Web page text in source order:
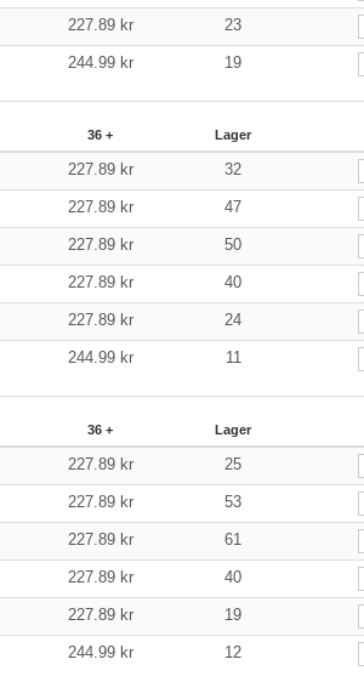
227.89 kr 23
244.99 kr 19
36 + Lager
227.89 kr 32
227.89 kr 47
227.89 kr 50
227.89 kr 40
227.89 kr 24
244.99 kr 11
36 + Lager
227.89 kr 25
227.89 kr 53
227.89 kr 61
227.89 kr 40
227.89 kr 19
244.99 kr 12